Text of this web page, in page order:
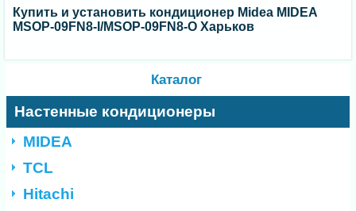
Купить и установить кондиционер Midea MIDEA
MSOP-09FN8-I/MSOP-09FN8-O Харьков
Каталог
Настенные кондиционеры
MIDEA
TCL
Hitachi